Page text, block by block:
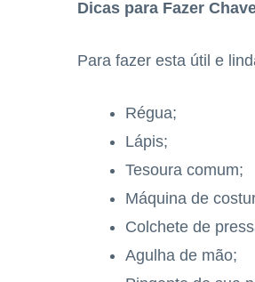
Dicas para Fazer
Para fazer esta útil e
Régua;
Lápis;
Tesoura comum;
Máquina de
Colchete de
Agulha de mão;